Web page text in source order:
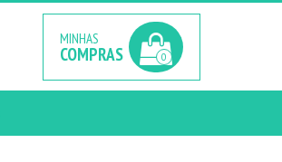
0
MINHAS
COMPRAS